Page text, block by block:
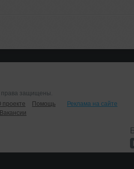
защищены.
проекте Помощь
Реклама на сайте
Вакансии